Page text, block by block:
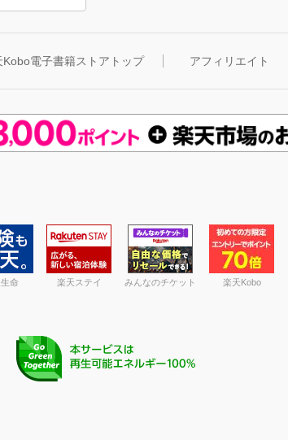
Kobo電子書籍ストアトップ アフィリエイト
命 楽天ステイ みんなのチケット 楽天Kobo